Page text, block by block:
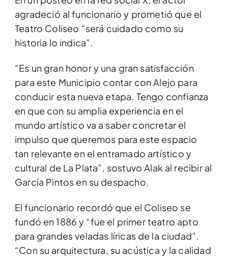
agradeció al funcionario y prometió que el
Teatro Coliseo “será cuidado como su
historia lo indica”.
“Es un gran honor y una gran satisfacción
para este Municipio contar con Alejo para
conducir esta nueva etapa. Tengo confianza
en que con su amplia experiencia en el
mundo artístico va a saber concretar el
impulso que queremos para este espacio
tan relevante en el entramado artístico y
cultural de La Plata”, sostuvo Alak al recibir al
García Pintos en su despacho.
El funcionario recordó que el Coliseo se
fundó en 1886 y “fue el primer teatro apto
para grandes veladas líricas de la ciudad”.
“Con su arquitectura, su acústica y la calidad